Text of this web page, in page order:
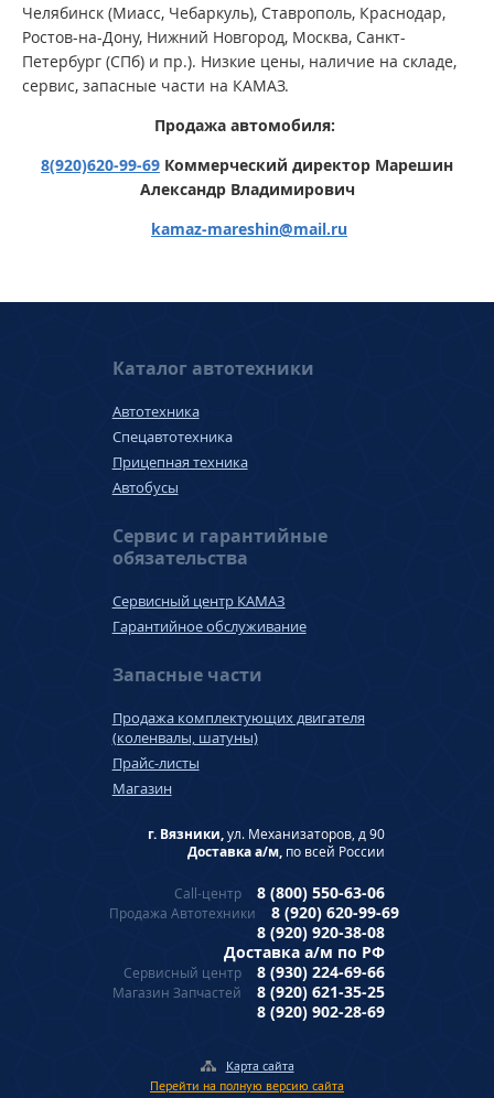
Челябинск (Миасс, Чебаркуль), Ставрополь, Краснодар,
Ростов-на-Дону, Нижний Новгород, Москва, Санкт-
Петербург (СПб) и пр.). Низкие цены, наличие на складе,
сервис, запасные части на КАМАЗ.
Продажа автомобиля:
8(920)620-99-69 Коммерческий директор Марешин
Александр Владимирович
kamaz-mareshin@mail.ru
Каталог автотехники
Автотехника
Спецавтотехника
Прицепная техника
Автобусы
Сервис и гарантийные
обязательства
Сервисный центр КАМАЗ
Гарантийное обслуживание
Запасные части
Продажа комплектующих двигателя
(коленвалы, шатуны)
Прайс-листы
Магазин
г. Вязники,ул. Механизаторов, д 90
Доставка а/м, по всей России
Call-центр 8 (800) 550-63-06
Продажа Автотехники
8 (920) 620-99-69
8 (920) 920-38-08
Доставка а/м по РФ
Сервисный центр 8 (930) 224-69-66
Магазин Запчастей
8 (920) 621-35-25
8 (920) 902-28-69
Карта сайта
Перейти на полную версию сайта